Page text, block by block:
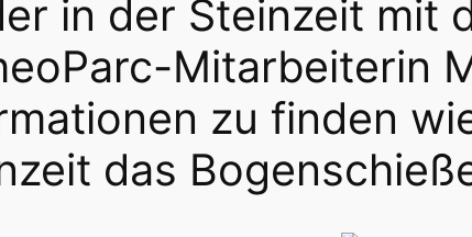
in der Steinzeit mit
Mitarbeiterin
zu finden
das